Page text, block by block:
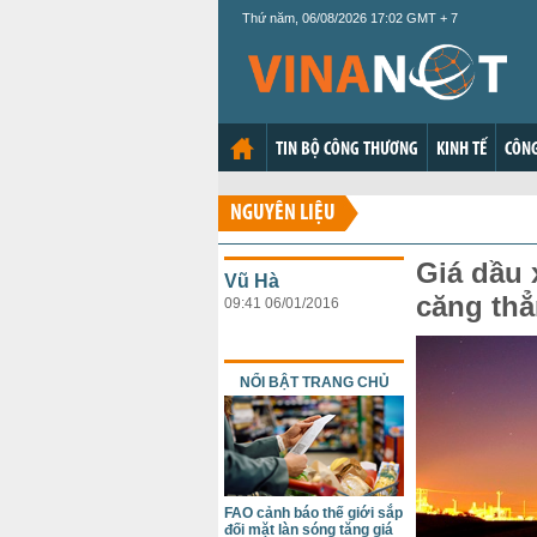
Thứ năm, 06/08/2026 17:02 GMT + 7
TIN BỘ CÔNG THƯƠNG KINH TẾ
NGUYÊN LIỆU
Giá dầu
căng
Vũ Hà
09:41 06/01/2016
NỔI BẬT TRANG CHỦ
FAO cảnh báo thế giới sắp
đối mặt làn sóng tăng giá